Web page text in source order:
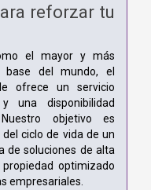
reforzar tu
el mayor y más
base del mundo, el
ofrece un servicio
una disponibilidad
objetivo es
ciclo de vida de un
de soluciones de alta
optimizado
empresariales.